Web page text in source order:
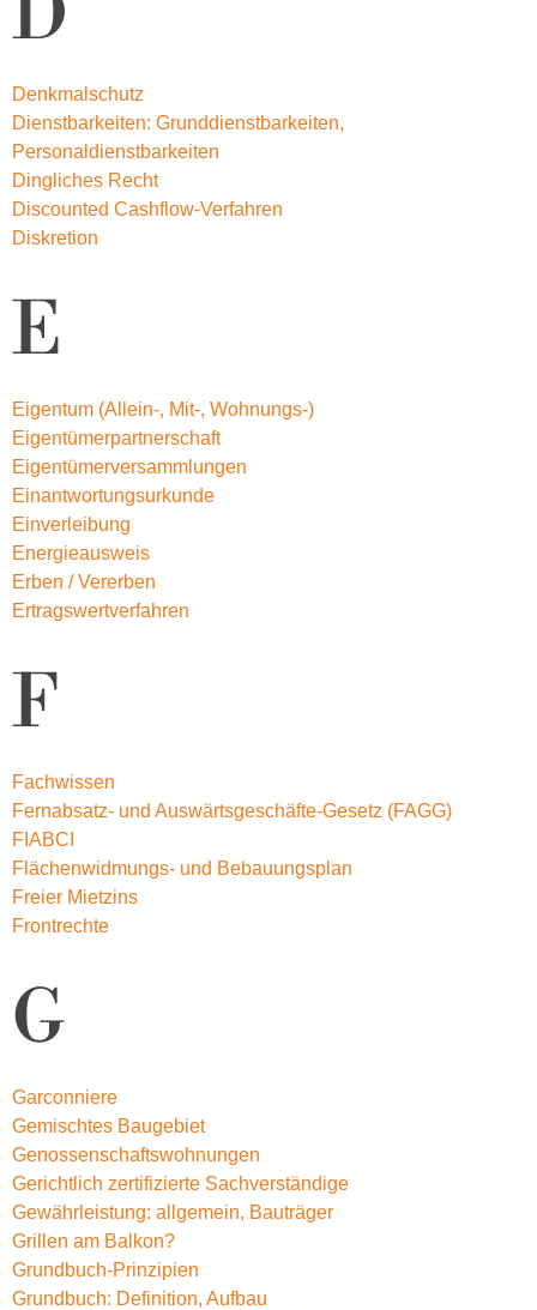
Denkmalschutz
Dienstbarkeiten: Grunddienstbarkeiten,
Personaldienstbarkeiten
Dingliches Recht
Discounted Cashflow-Verfahren
Diskretion
E
Eigentum (Allein-, Mit-, Wohnungs-)
Eigentümerpartnerschaft
Eigentümerversammlungen
Einantwortungsurkunde
Einverleibung
Energieausweis
Erben / Vererben
Ertragswertverfahren
F
Fachwissen
Fernabsatz- und Auswärtsgeschäfte-Gesetz (FAGG)
FIABCI
Flächenwidmungs- und Bebauungsplan
Freier Mietzins
Frontrechte
G
Garconniere
Gemischtes Baugebiet
Genossenschaftswohnungen
Gerichtlich zertifizierte Sachverständige
Gewährleistung: allgemein, Bauträger
Grillen am Balkon?
Grundbuch-Prinzipien
Grundbuch: Definition, Aufbau